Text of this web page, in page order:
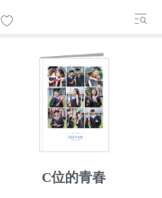
C位的青春